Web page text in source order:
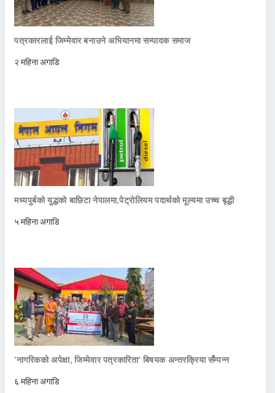
पत्रकारलाई जिम्मेवार बनाउने अभियानमा सम्पादक समाज
२ महिना अगाडि
मध्यपुर्बको युद्धको बाछिटा नेपालमा,पेट्रोलियम पदार्थको मूल्यमा उच्च बृद्धी
५ महिना अगाडि
‘नागरिकको अपेक्षा, जिम्मेवार पत्रकारिता’ बिषयक अन्तरक्रिया सँम्पन्न
६ महिना अगाडि